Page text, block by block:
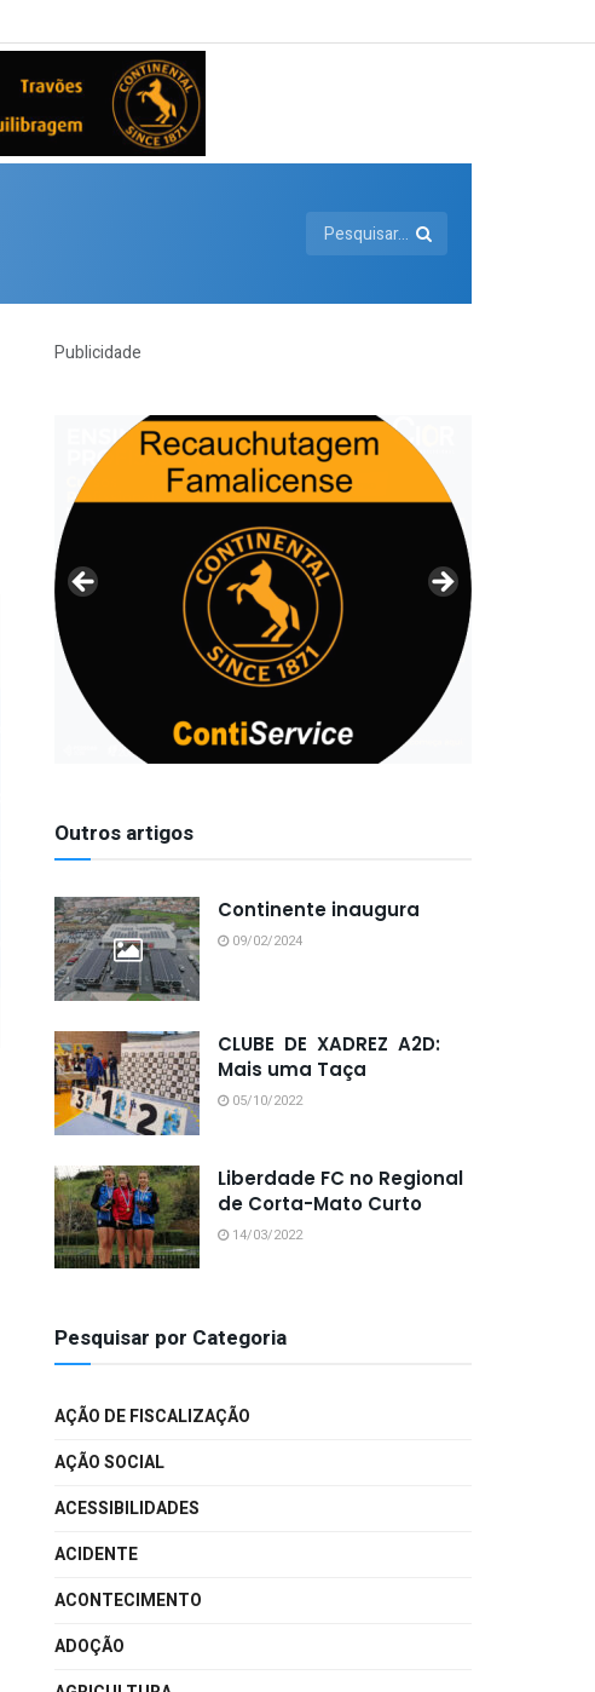
Publicidade
Outros artigos
Continente inaugura
09/02/2024
CLUBE DE XADREZ A2D:
Mais uma Taça
05/10/2022
Liberdade FC no Regional
de Corta-Mato Curto
14/03/2022
Pesquisar por Categoria
AÇÃO DE FISCALIZAÇÃO
AÇÃO SOCIAL
ACESSIBILIDADES
ACIDENTE
ACONTECIMENTO
ADOÇÃO